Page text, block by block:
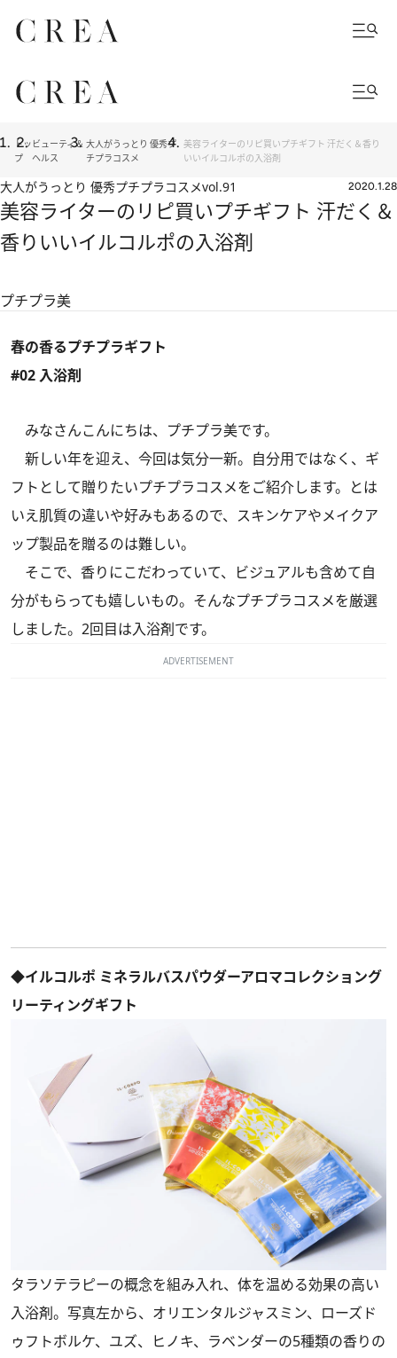
トッ
プ
ビューティ＆
ヘルス
大人がうっとり 優秀プ
チプラコスメ
美容ライターのリピ買いプチギフト 汗だく＆香り
いいイルコルポの入浴剤
大人がうっとり 優秀プチプラコスメvol.91 2020.1.28
美容ライターのリピ買いプチギフト 汗だく＆
香りいいイルコルポの入浴剤
プチプラ美
春の香るプチプラギフト
#02 入浴剤
みなさんこんにちは、プチプラ美です。
新しい年を迎え、今回は気分一新。自分用ではなく、ギ
フトとして贈りたいプチプラコスメをご紹介します。とは
いえ肌質の違いや好みもあるので、スキンケアやメイクア
ップ製品を贈るのは難しい。
そこで、香りにこだわっていて、ビジュアルも含めて自
分がもらっても嬉しいもの。そんなプチプラコスメを厳選
しました。2回目は入浴剤です。
ADVERTISEMENT
◆イルコルポ ミネラルバスパウダーアロマコレクショング
リーティングギフト
タラソテラピーの概念を組み入れ、体を温める効果の高い
入浴剤。写真左から、オリエンタルジャスミン、ローズド
ゥフトボルケ、ユズ、ヒノキ、ラベンダーの5種類の香りの